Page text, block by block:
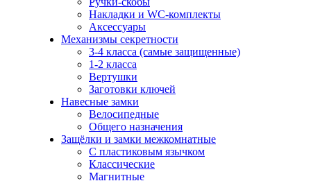
Накладки и WC-комплекты
Аксессуары
Механизмы секретности
3-4 класса (самые защищенные)
1-2 класса
Вертушки
Заготовки ключей
Навесные замки
Велосипедные
Общего назначения
Защёлки и замки межкомнатные
С пластиковым язычком
Классические
Магнитные